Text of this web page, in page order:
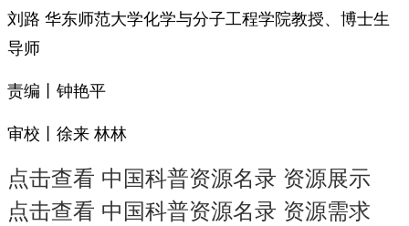
刘路 华东师范大学化学与分子工程学院教授、博士生
导师
责编丨钟艳平
审校丨徐来 林林
点击查看 中国科普资源名录 资源展示
点击查看 中国科普资源名录 资源需求